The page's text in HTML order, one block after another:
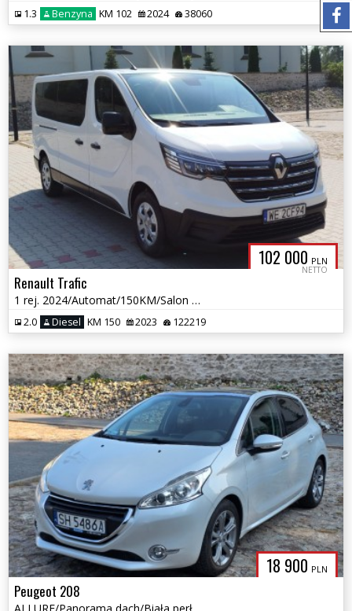
1.3 Benzyna KM 102 2024 38060
102 000 PLN
NETTO
Renault Trafic
1 rej. 2024/Automat/150KM/Salon PL/Bezwypadkowy/Long/L2H1/ Gwarancja
2.0 Diesel KM 150 2023 122219
18 900 PLN
Peugeot 208